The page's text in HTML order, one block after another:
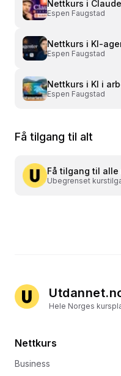
Nettkurs i
Espen Faugstad
Nettkurs i KI-
Espen Faugstad
Nettkurs i KI i
Espen Faugstad
Få tilgang til alt
Få tilgang til alle
Ubegrenset
Hele Norges
Nettkurs
Business